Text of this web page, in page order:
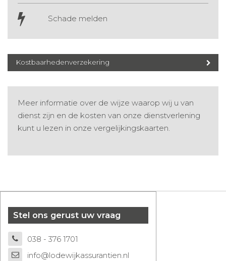
Schade melden
Kostbaarhedenverzekering
Meer informatie over de wijze waarop wij u van
dienst zijn en de kosten van onze dienstverlening
kunt u lezen in onze vergelijkingskaarten
Stel ons gerust uw vraag
038 - 376 1701
info@lodewijkassurantien.nl